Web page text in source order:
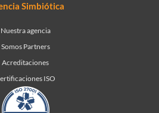
Simbiótica
Nuestra agencia
Somos Partners
Acreditaciones
ISO